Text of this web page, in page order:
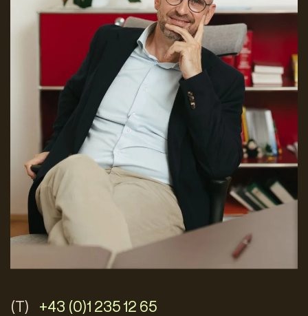
(T)
+43 (0)1 235 12 65